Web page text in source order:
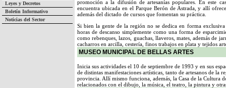
Leyes y Decretos
Boletín Informativo
Noticias del Sector
promoción a la difusión de artesanías populares. En este
encuentra ubicada en el Parque Berón de Astrada, y allí
además del dictado de cursos que fomentan su práctica.
Si bien la gente de la región no se dedica en forma exclusiva
horas de descanso simplemente como una forma de
como rebenques, lazos, guachas, llaveros, mates, además de
cacharros en arcilla, cestería, finos trabajos en plata y tejidos
MUSEO MUNICIPAL DE BELLAS ARTES
Inicia sus actividades el 10 de septiembre de 1993 y en sus
de distintas manifestaciones artísticas, tanto de artesanos de la
provincia. Allí mismo funciona, además, la Casa de la Cultura
relacionados con el dibujo, la música, el teatro, la pintura y